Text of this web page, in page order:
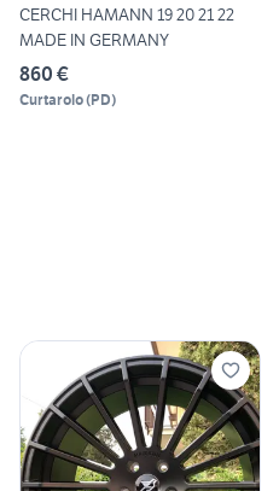
CERCHI HAMANN 19 20 21 22
MADE IN GERMANY
860 €
Curtarolo(PD)